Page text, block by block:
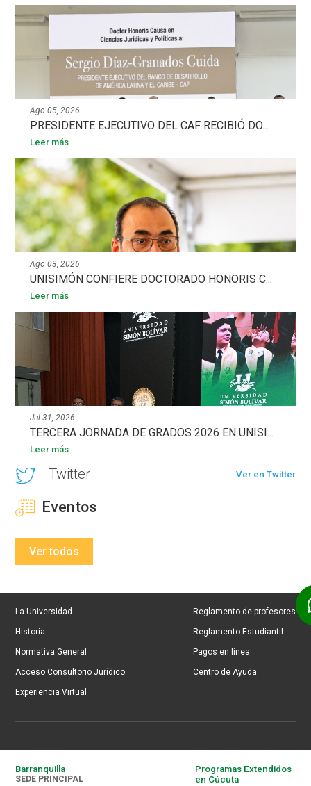
Ago 05, 2026
PRESIDENTE EJECUTIVO DEL CAF RECIBIÓ DO...
Leer más
Ago 03, 2026
UNISIMÓN CONFIERE DOCTORADO HONORIS C...
Leer más
Jul 31, 2026
TERCERA JORNADA DE GRADOS 2026 EN UNISI...
Leer más
Twitter Ver en Twitter
Eventos
Ver todos
La Universidad
Historia
Normativa General
Acceso Consultorio Jurídico
Experiencia Virtual
Reglamento de profesores
Reglamento Estudiantil
Pagos en línea
Centro de Ayuda
Barranquilla
SEDE PRINCIPAL
Programas Extendidos
en Cúcuta